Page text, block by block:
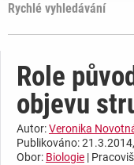
Rychlé vyhledávání
Role
objevu
Autor:Veronika
Publikováno:
Obor: Biologie |